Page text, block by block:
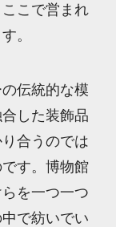
こで営まれ
。
伝統的な模
した装飾品
合うのでは
す。博物館
を一つ一つ
で紡いでい